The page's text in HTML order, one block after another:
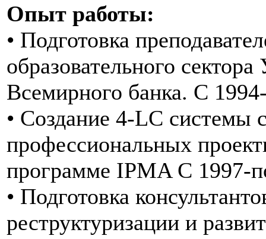
Опыт работы:
• Подготовка
образовательного
Всемирного банка. С
• Создание 4-LC системы
профессиональных
программе IPMA С 1997-
• Подготовка
реструктуризации и